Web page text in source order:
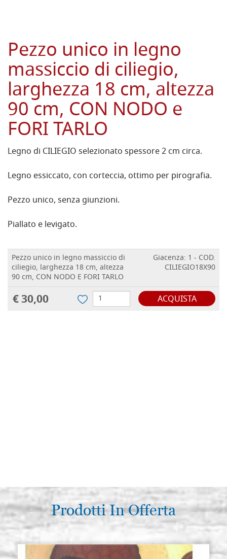
Pezzo unico in legno
massiccio di ciliegio,
larghezza 18 cm, altezza
90 cm, CON NODO e
FORI TARLO
Legno di CILIEGIO selezionato spessore 2 cm circa.
Legno essiccato, con corteccia, ottimo per pirografia.
Pezzo unico, senza giunzioni.
Piallato e levigato.
Pezzo unico in legno massiccio di
ciliegio, larghezza 18 cm, altezza
90 cm, CON NODO E FORI TARLO
Giacenza: 1 - COD.
CILIEGIO18X90
€ 30,00 ACQUISTA
Prodotti In Offerta